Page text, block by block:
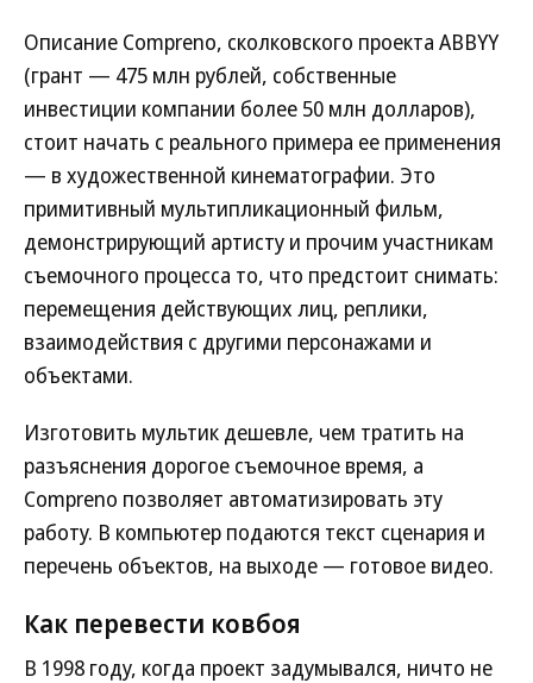
Описание Compreno, сколковского проекта ABBYY
(грант — 475 млн рублей, собственные
инвестиции компании более 50 млн долларов),
стоит начать с реального примера ее применения
— в художественной кинематографии. Это
примитивный мультипликационный фильм,
демонстрирующий артисту и прочим участникам
съемочного процесса то, что предстоит снимать:
перемещения действующих лиц, реплики,
взаимодействия с другими персонажами и
объектами.
Изготовить мультик дешевле, чем тратить на
разъяснения дорогое съемочное время, а
Compreno позволяет автоматизировать эту
работу. В компьютер подаются текст сценария и
перечень объектов, на выходе — готовое видео.
Как перевести ковбоя
В 1998 году, когда проект задумывался, ничто не